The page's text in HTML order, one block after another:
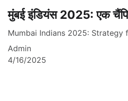
मुंबई इंडियंस 2025: एक
Mumbai Indians 2025: Strategy
Admin
4/16/2025